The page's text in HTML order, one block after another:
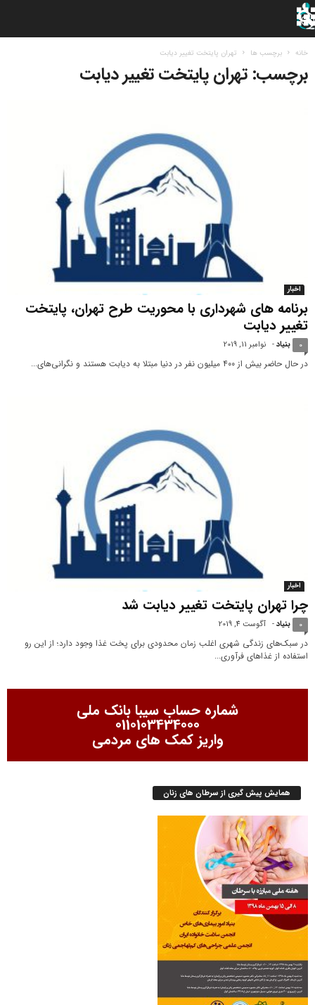
خانه برچسب ها تهران پایتخت تغییر دیابت
برچسب: تهران پایتخت تغییر دیابت
اخبار
برنامه ‎های شهرداری با محوریت طرح تهران، پایتخت
تغییر دیابت
بنیاد- نوامبر 11, 2019 0
در حال حاضر بیش از ۴۰۰ میلیون نفر در دنیا مبتلا به دیابت هستند و نگرانی‌های...
اخبار
چرا تهران پایتخت تغییر دیابت شد
بنیاد- آگوست 4, 2019 0
در سبک‌های زندگی شهری اغلب زمان محدودی برای پخت غذا وجود دارد؛ از این رو
‌استفاده از غذاهای فرآوری...
شماره حساب سیبا بانک ملی
0110103434000
واریز کمک های مردمی
همایش پیش گیری از سرطان های زنان